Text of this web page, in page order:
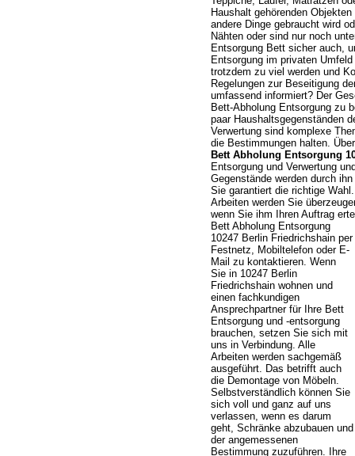
Haushalt gehörenden
andere Dinge gebraucht wird
Nähten oder sind nur noch
Entsorgung Bett sicher auch,
Entsorgung im privaten
trotzdem zu viel werden und
Regelungen zur Beseitigung
umfassend informiert? Der
Bett-Abholung Entsorgung zu
paar Haushaltsgegenständen
Verwertung sind komplexe
die Bestimmungen halten.
Bett Abholung Entsorgung
Entsorgung und Verwertung
Gegenstände werden durch
Sie garantiert die richtige
Arbeiten werden Sie
wenn Sie ihm Ihren Auftrag
Bett Abholung Entsorgung
10247 Berlin Friedrichshain per
Festnetz, Mobiltelefon oder E-
Mail zu kontaktieren. Wenn
Sie in 10247 Berlin
Friedrichshain wohnen und
einen fachkundigen
Ansprechpartner für Ihre Bett
Entsorgung und -entsorgung
brauchen, setzen Sie sich mit
uns in Verbindung. Alle
Arbeiten werden sachgemäß
ausgeführt. Das betrifft auch
die Demontage von Möbeln.
Selbstverständlich können Sie
sich voll und ganz auf uns
verlassen, wenn es darum
geht, Schränke abzubauen und
der angemessenen
Bestimmung zuzuführen. Ihre